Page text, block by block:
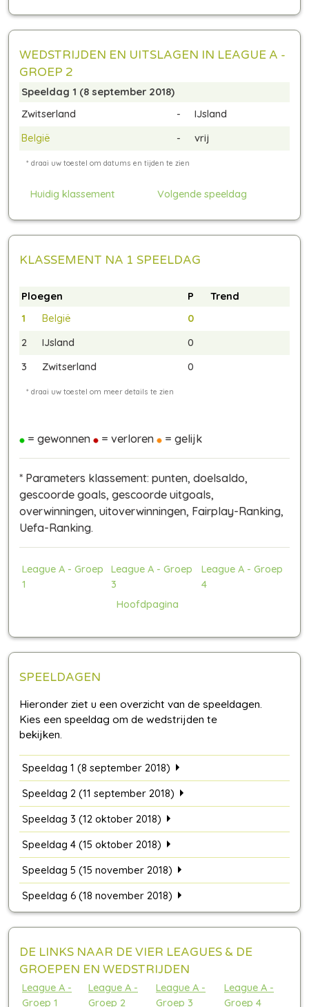
WEDSTRIJDEN EN UITSLAGEN IN LEAGUE A -
GROEP 2
Speeldag 1 (8 september 2018)
Zwitserland
-
IJsland
België
- vrij
Huidig klassement Volgende speeldag
KLASSEMENT NA 1 SPEELDAG
Ploegen P
Trend
1
België
0
2
IJsland
0
3
Zwitserland 0
= gewonnen = verloren = gelijk
* Parameters klassement: punten, doelsaldo,
gescoorde goals, gescoorde uitgoals,
overwinningen, uitoverwinningen, Fairplay-Ranking,
Uefa-Ranking.
League A - Groep
1
League A - Groep
3
League A - Groep
4
Hoofdpagina
SPEELDAGEN
Speeldag 1 (8 september 2018)
Speeldag 2 (11 september 2018)
Speeldag 3 (12 oktober 2018)
Speeldag 4 (15 oktober 2018)
Speeldag 5 (15 november 2018)
Speeldag 6 (18 november 2018)
DE LINKS NAAR DE VIER LEAGUES & DE
GROEPEN EN WEDSTRIJDEN
League A -
Groep 1
League A -
Groep 2
League A -
Groep 3
League A -
Groep 4